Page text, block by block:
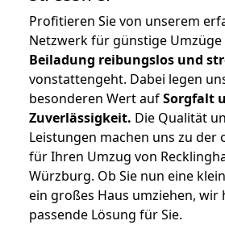
Profitieren Sie von unserem
Netzwerk für günstige
Beiladung reibungslos und
vonstattengeht. Dabei legen
besonderen Wert aufSorgfalt
Zuverlässigkeit. Die Qualität
Leistungen machen uns zu der
für Ihren Umzug von
Würzburg. Ob Sie nun eine
ein großes Haus umziehen, wir
passende Lösung für Sie.